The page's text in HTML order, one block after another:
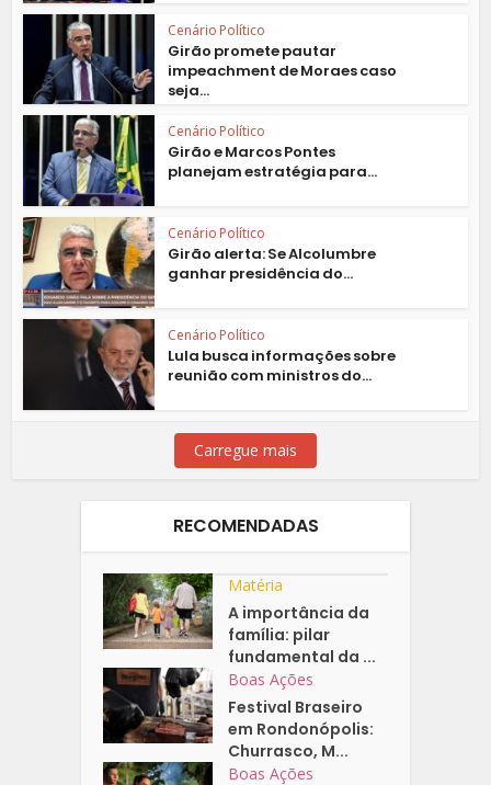
Cenário Político
Girão promete pautar
impeachment de Moraes caso
seja...
Cenário Político
Girão e Marcos Pontes
planejam estratégia para...
Cenário Político
Girão alerta: Se Alcolumbre
ganhar presidência do...
Cenário Político
Lula busca informações sobre
reunião com ministros do...
Carregue mais
RECOMENDADAS
Matéria
A importância da
família: pilar
fundamental da ...
Boas Ações
Festival Braseiro
em Rondonópolis:
Churrasco, M...
Boas Ações